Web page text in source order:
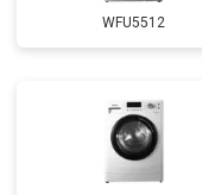
WFU5512